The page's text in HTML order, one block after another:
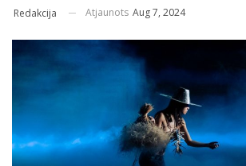
Redakcija Atjaunots Aug 7, 2024